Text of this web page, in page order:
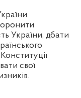
України, дбати
свої